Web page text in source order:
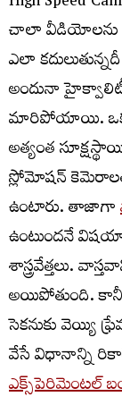
చాలా వీడియోలను
ఎలా
అందునా హైక్వాలిటీ
మారిపోయాయి. ఒక
అత్యంత
స్లోమోషన్‌
ఉంటారు. తాజాగా
ఉంటుందనే
శాస్త్రవేత్తలు.
అయిపోతుంది.
సెకనుకు వెయ్యి
వేసే విధానాన్ని
ఎక్స్‌పెరిమెంటల్‌